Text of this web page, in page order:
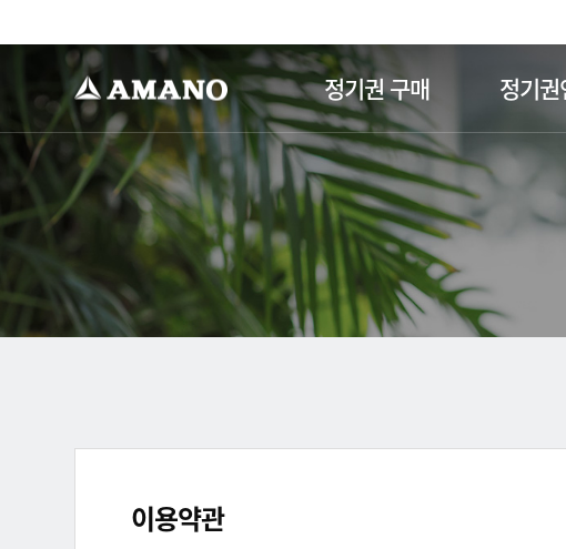
정기권 구매 정기
이용약관